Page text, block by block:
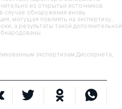
из открытых источников.
случае обнаружения вновь
могущая повлиять на экспертизу,
а результаты такой дополнительной
экспертизам Диссернета,